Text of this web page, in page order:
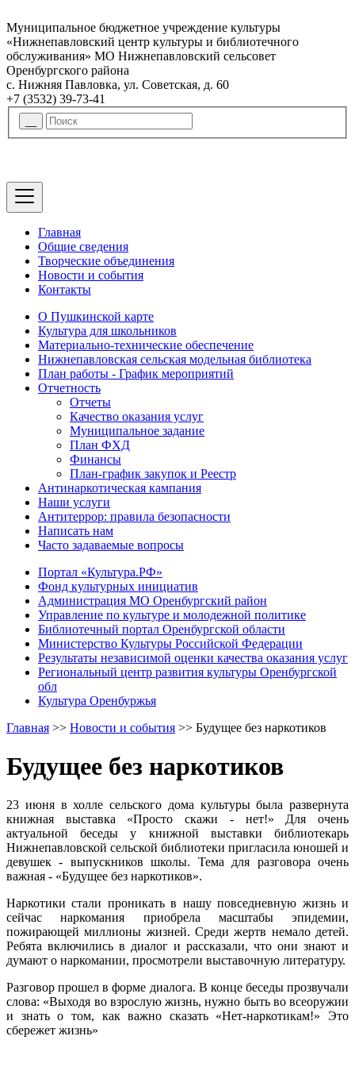
Муниципальное бюджетное учреждение культуры
«Нижнепавловский центр культуры и библиотечного
обслуживания» МО Нижнепавловский сельсовет
Оренбургского района
с. Нижняя Павловка, ул. Советская, д. 60
+7 (3532) 39-73-41
Главная
Общие сведения
Творческие объединения
Новости и события
Контакты
О Пушкинской карте
Культура для школьников
Материально-технические обеспечение
Нижнепавловская сельская модельная библиотека
План работы - График мероприятий
Отчетность
Отчеты
Качество оказания услуг
Муниципальное задание
План ФХД
Финансы
План-график закупок и Реестр
Антинаркотическая кампания
Наши услуги
Антитеррор: правила безопасности
Написать нам
Часто задаваемые вопросы
Портал «Культура.РФ»
Фонд культурных инициатив
Администрация МО Оренбургский район
Управление по культуре и молодежной политике
Библиотечный портал Оренбургской области
Министерство Культуры Российской Федерации
Результаты независимой оценки качества оказания услуг
Региональный центр развития культуры Оренбургской
обл
Культура Оренбуржья
Главная >> Новости и события >> Будущее без наркотиков
Будущее без наркотиков
23 июня в холле сельского дома культуры была развернута
книжная выставка «Просто скажи - нет!» Для очень
актуальной беседы у книжной выставки библиотекарь
Нижнепавловской сельской библиотеки пригласила юношей и
девушек - выпускников школы. Тема для разговора очень
важная - «Будущее без наркотиков».
Наркотики стали проникать в нашу повседневную жизнь и
сейчас наркомания приобрела масштабы эпидемии,
пожирающей миллионы жизней. Среди жертв немало детей.
Ребята включились в диалог и рассказали, что они знают и
думают о наркомании, просмотрели выставочную литературу.
Разговор прошел в форме диалога. В конце беседы прозвучали
слова: «Выходя во взрослую жизнь, нужно быть во всеоружии
и знать о том, как важно сказать «Нет-наркотикам!» Это
сбережет жизнь»